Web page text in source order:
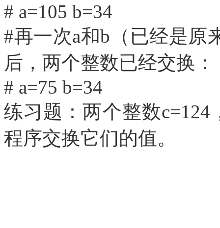
# a=105 b=34
#再一次a和b（已经是原
后，两个整数已经交换：
# a=75 b=34
练习题：两个整数c=124
程序交换它们的值。